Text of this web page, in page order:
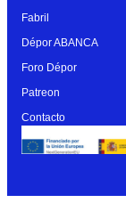
Fabril
Dépor ABANCA
Foro Dépor
Patreon
Contacto